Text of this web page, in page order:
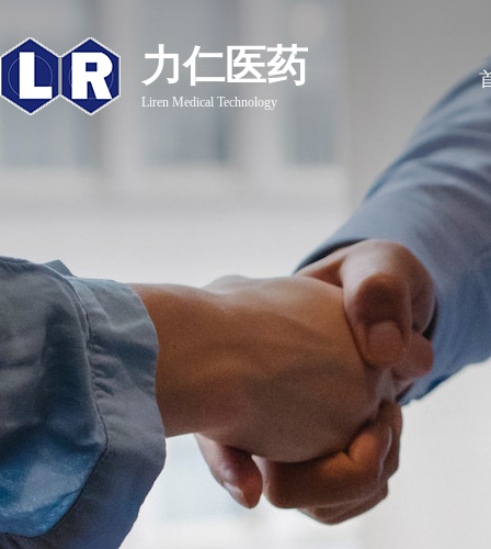
力仁医药
Liren Medical Technology